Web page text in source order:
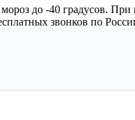
до -40 градусов.
звонков по